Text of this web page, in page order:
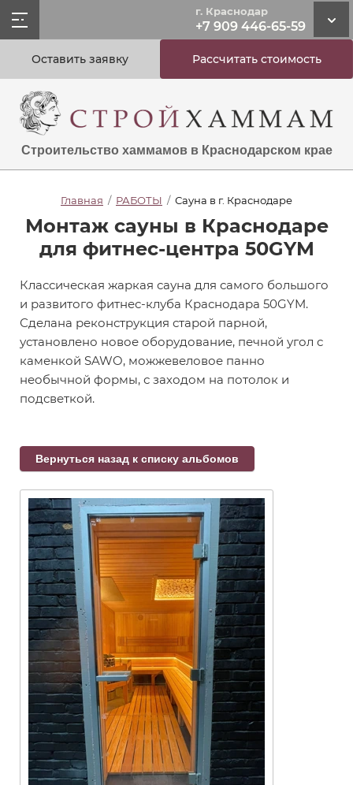
Строительство хаммамов в Краснодарском крае
Оставить заявку Рассчитать стоимость
г. Краснодар
+7 909 446-65-59
Главная / РАБОТЫ / Сауна в г. Краснодаре
Монтаж сауны в Краснодаре
для фитнес-центра 50GYM
Классическая жаркая сауна для самого большого
и развитого фитнес-клуба Краснодара 50GYM.
Сделана реконструкция старой парной,
установлено новое оборудование, печной угол с
каменкой SAWO, можжевеловое панно
необычной формы, с заходом на потолок и
подсветкой.
Вернуться назад к списку альбомов